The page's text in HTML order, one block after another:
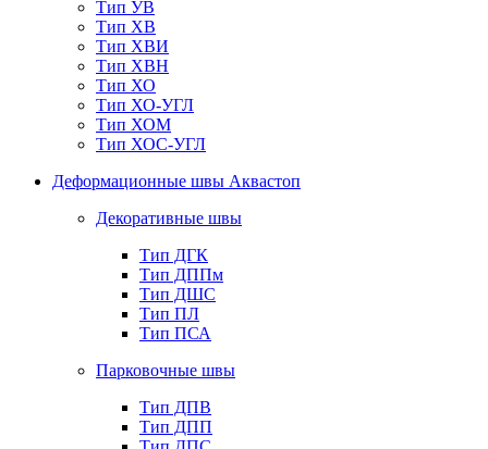
Тип УВ
Тип ХВ
Тип ХВИ
Тип ХВН
Тип ХО
Тип ХО-УГЛ
Тип ХОМ
Тип ХОС-УГЛ
Деформационные швы Аквастоп
Декоративные швы
Тип ДГК
Тип ДППм
Тип ДШС
Тип ПЛ
Тип ПСА
Парковочные швы
Тип ДПВ
Тип ДПП